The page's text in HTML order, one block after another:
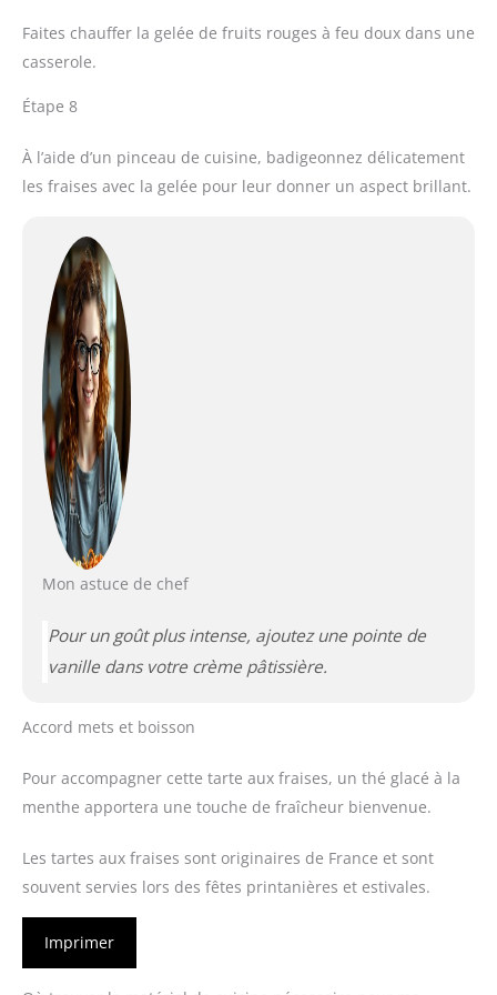
Faites chauffer la gelée de fruits rouges à feu doux dans une
casserole.
Étape 8
À l’aide d’un pinceau de cuisine, badigeonnez délicatement
les fraises avec la gelée pour leur donner un aspect brillant.
Mon astuce de chef
Pour un goût plus intense, ajoutez une pointe de
vanille dans votre crème pâtissière.
Accord mets et boisson
Pour accompagner cette tarte aux fraises, un thé glacé à la
menthe apportera une touche de fraîcheur bienvenue.
Les tartes aux fraises sont originaires de France et sont
souvent servies lors des fêtes printanières et estivales.
Imprimer